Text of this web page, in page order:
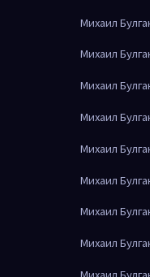
Михаил
Михаил
Михаил
Михаил
Михаил
Михаил
Михаил
Михаил